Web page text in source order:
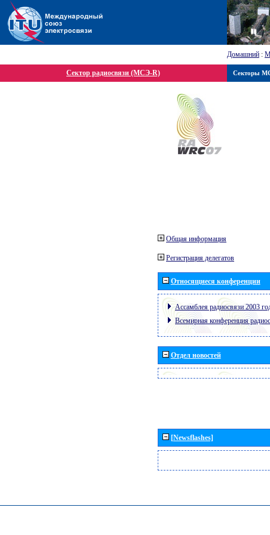
Домашний :
Сектор радиосвязи (МСЭ-R)
Общая информация
Регистрация делегатов
Относящиеся конференции
Ассамблея радиосвязи 2003
Всемирная конференция
Отдел новостей
[Newsflashes]
Секторы